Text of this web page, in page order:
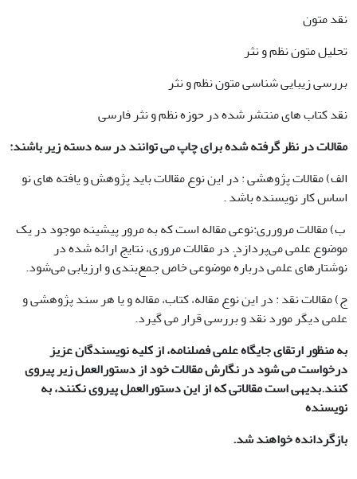
نقد متون
تحلیل متون نظم و نثر
بررسی زیبایی شناسی متون نظم و نثر
نقد کتاب های منتشر شده در حوزه نظم و نثر فارسی
مقالات در نظر گرفته شده برای چاپ می توانند در سه دسته زیر باشند:
الف) مقالات پژوهشی : در این نوع مقالات باید پژوهش و یافته های نو
اساس کار نویسنده باشد .
ب) مقالات مرورری:نوعی مقاله است که به مرور پیشینه موجود در یک
موضوع علمی می‌پردازد. در مقالات مروری، نتایج ارائه شده در
نوشتارهای علمی دربارهٔ موضوعی خاص جمع‌بندی و ارزیابی می‌شود.
ج) مقالات نقد : در این نوع مقاله، کتاب، مقاله و یا هر سند پژوهشی و
علمی دیگر مورد نقد و بررسی قرار می گیرد.
به منظور ارتقای جایگاه علمی فصلنامه، از کلیه نویسندگان عزیز
درخواست می شود در نگارش مقالات خود از دستورالعمل زیر پیروی
کنند.بدیهی است مقالاتی که از این دستورالعمل پیروی نکنند، به
نویسنده
بازگردانده خواهند شد.